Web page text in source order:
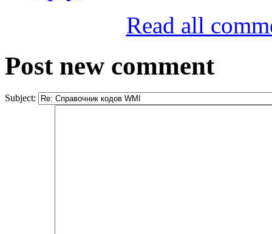
Read all
Post new comment
Subject: